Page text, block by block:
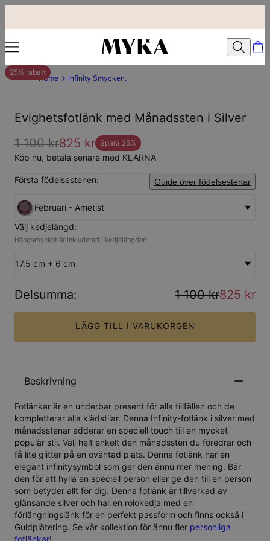
25% rabatt
Home Infinity Smycken.
Evighetsfotlänk med Månadssten i Silver
1 100 kr825 kr Spara 25%
Köp nu, betala senare med KLARNA
Första födelsestenen: Guide över födelsestenar
Februari - Ametist
Välj kedjelängd:
Hängsmycket är inkluderad i kedjelängden
17.5 cm + 6 cm
Delsumma: 1 100 kr825 kr
LÄGG TILL I VARUKORGEN
Beskrivning
Fotlänkar är en underbar present för alla tillfällen och de
kompletterar alla klädstilar. Denna Infinity-fotlänk i silver med
månadsstenar adderar en speciell touch till en mycket
populär stil. Välj helt enkelt den månadssten du föredrar och
få lite glitter på en oväntad plats. Denna fotlänk har en
elegant infinitysymbol som ger den ännu mer mening. Bär
den för att hylla en speciell person eller ge den till en person
som betyder allt för dig. Denna fotlänk är tillverkad av
glänsande silver och har en rolokedja med en
förlängningslänk för en perfekt passform och finns också i
Guldplätering. Se vår kollektion för ännu fler personliga